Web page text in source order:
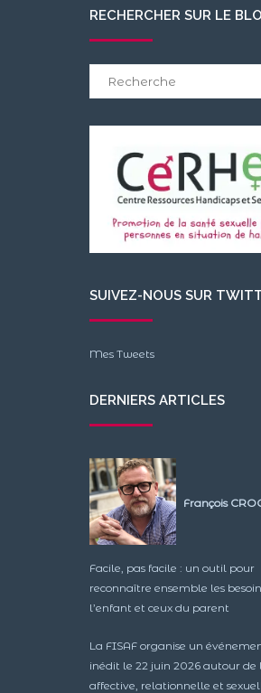
RECHERCHER SUR LE
SUIVEZ-NOUS SUR
Mes Tweets
DERNIERS ARTICLES
François
Facile, pas facile : un outil pour
reconnaître ensemble les
l’enfant et ceux du parent
La FISAF organise un
inédit le 22 juin 2026 autour de
affective, relationnelle et